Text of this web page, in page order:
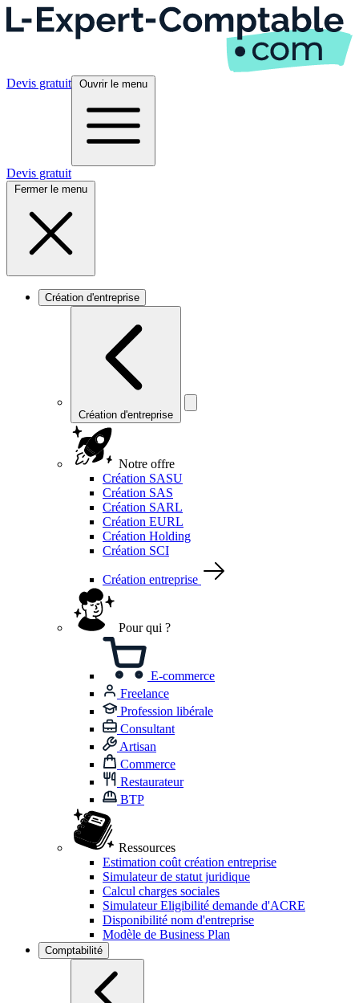
Devis gratuit Ouvrir le menu
Devis gratuit
Fermer le menu
Création d'entreprise
Création d'entreprise
Notre offre
Création SASU
Création SAS
Création SARL
Création EURL
Création Holding
Création SCI
Création entreprise
Pour qui ?
E-commerce
Freelance
Profession libérale
Consultant
Artisan
Commerce
Restaurateur
BTP
Ressources
Estimation coût création entreprise
Simulateur de statut juridique
Calcul charges sociales
Simulateur Eligibilité demande d'ACRE
Disponibilité nom d'entreprise
Modèle de Business Plan
Comptabilité